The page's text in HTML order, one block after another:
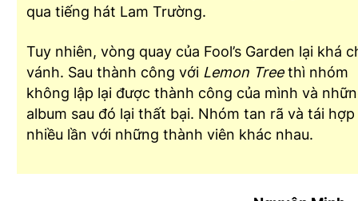
qua tiếng hát Lam Trường.
Tuy nhiên, vòng quay của Fool’s Garden lại khá
vánh. Sau thành công với Lemon Treethì nhóm
không lập lại được thành công của mình và
album sau đó lại thất bại. Nhóm tan rã và tái hợp
nhiều lần với những thành viên khác nhau.